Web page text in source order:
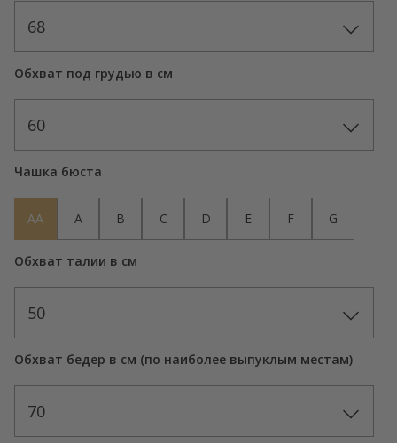
68
Обхват под грудью в см
60
Чашка бюста
AA A B C D E F G
Обхват талии в см
50
Обхват бедер в см (по наиболее выпуклым местам)
70